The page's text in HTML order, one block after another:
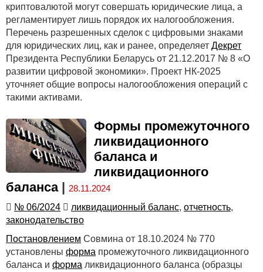
криптовалютой могут совершать юридические лица, а
регламентирует лишь порядок их налогообложения.
Перечень разрешенных сделок с цифровыми знаками
для юридических лиц, как и ранее, определяет Декрет
Президента Республики Беларусь от 21.12.2017 № 8 «О
развитии цифровой экономики». Проект НК-2025
уточняет общие вопросы налогообложения операций с
такими активами.
Формы промежуточного
ликвидационного
баланса и
ликвидационного
баланса|
28.11.2024
№ 06/2024
ликвидационный баланс, отчетность,
законодательство
Постановлением Совмина от 18.10.2024 № 770
установлены форма промежуточного ликвидационного
баланса и форма ликвидационного баланса (образцы